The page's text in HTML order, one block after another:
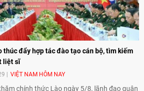
thúc đẩy hợp tác đào tạo cán bộ, tìm kiếm
liệt sĩ
VIỆT NAM HÔM NAY
chính thức Lào ngày 5/8, lãnh đạo quân